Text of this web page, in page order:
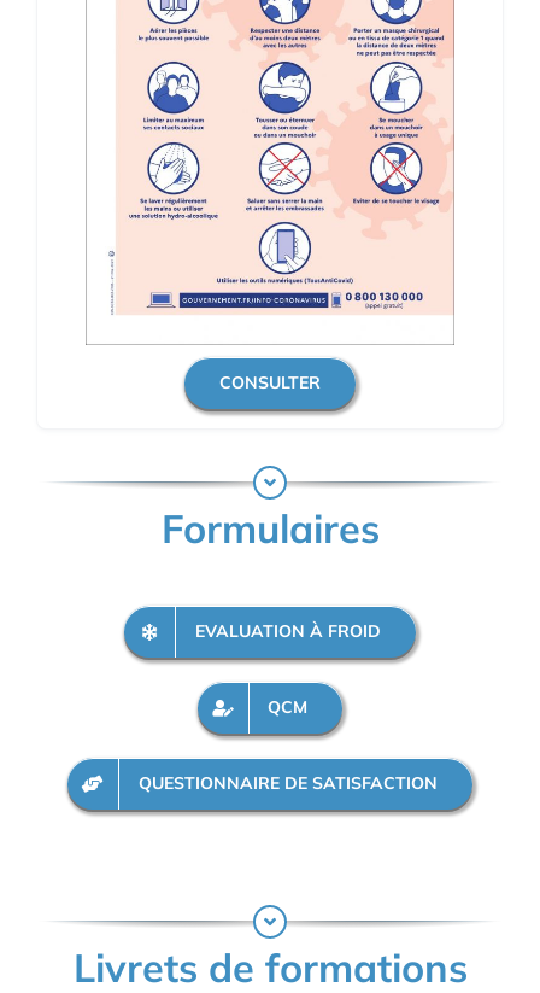
CONSULTER
Formulaires
EVALUATION À FROID
QCM
QUESTIONNAIRE DE SATISFACTION
Livrets de formations